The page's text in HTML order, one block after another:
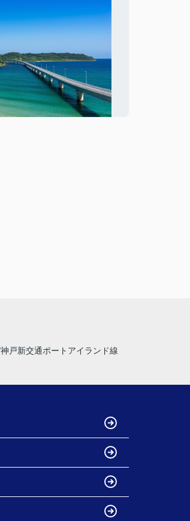
神戸新交通ポートアイランド線